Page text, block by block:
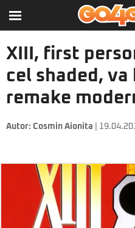
XIII, first
cel shaded,
remake
Autor: Cosmin Aionita |